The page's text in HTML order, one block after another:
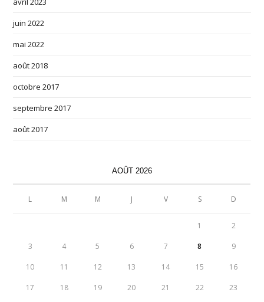
juin 2022
mai 2022
août 2018
octobre 2017
septembre 2017
août 2017
AOÛT 2026
L M M J V S D
1 2
3 4 5 6 7 8 9
10 11 12 13 14 15 16
17 18 19 20 21 22 23